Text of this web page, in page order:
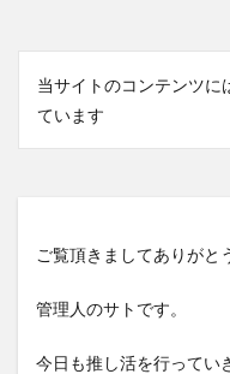
当サイトのコンテンツに
ています
ご覧頂きましてありがと
管理人のサトです。
今日も推し活を行ってい